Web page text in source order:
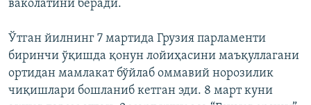
ваколатини беради.
Ўтган йилнинг 7 мартида Грузия парламенти
биринчи ўқишда қонун лойиҳасини маъқуллагани
ортидан мамлакат бўйлаб оммавий норозилик
чиқишлари бошланиб кетган эди. 8 март куни